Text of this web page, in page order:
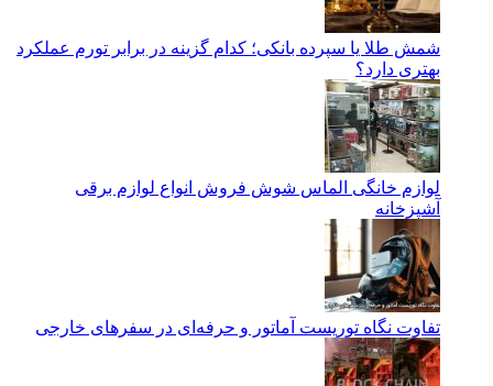
شمش طلا یا سپرده بانکی؛ کدام گزینه در برابر تورم عملکرد
بهتری دارد؟
لوازم خانگی الماس شوش فروش انواع لوازم برقی
آشپزخانه
تفاوت نگاه توریست آماتور و حرفه‌ای در سفرهای خارجی